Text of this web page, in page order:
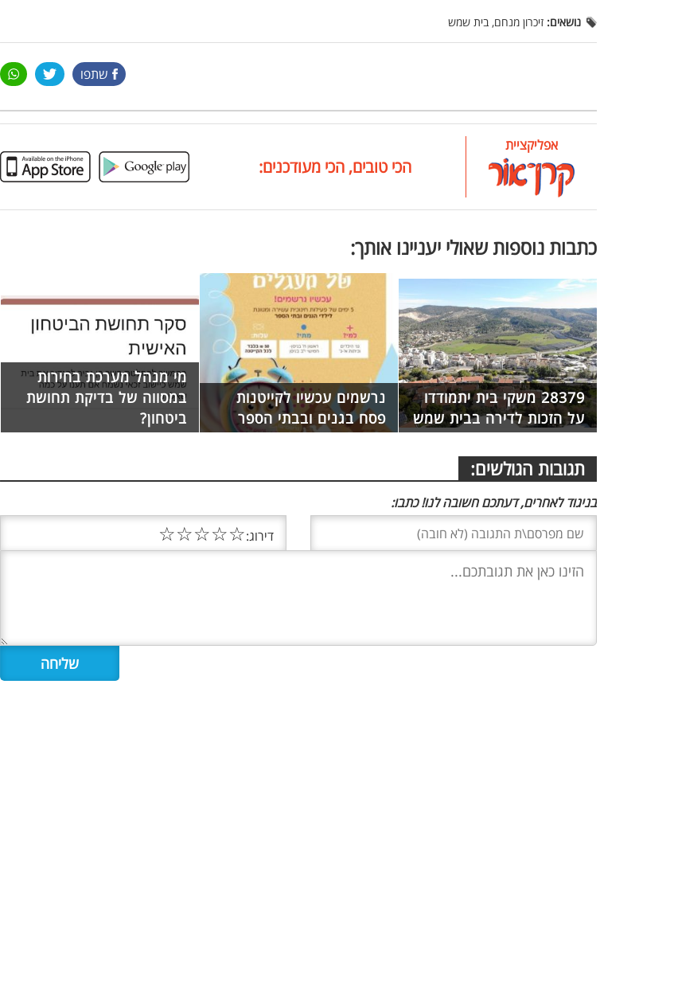
נושאים: זיכרון מנחם, בית שמש
שתפו
אפליקציית
הכי טובים, הכי מעודכנים:
כתבות נוספות שאולי יעניינו אותך:
28379 משקי בית יתמודדו
על הזכות לדירה בבית שמש
נרשמים עכשיו לקייטנות
פסח בגנים ובבתי הספר
מי מנהל מערכת בחירות
במסווה של בדיקת תחושת
ביטחון?
תגובות הגולשים:
בניגוד לאחרים, דעתכם חשובה לנו! כתבו:
דירוג:☆
☆
☆
☆
☆